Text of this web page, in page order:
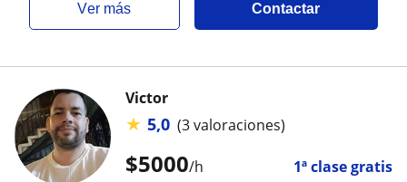
ver más Contactar
$5000/h 1ª clase gratis
Victor
★ 5,0 (3 valoraciones)